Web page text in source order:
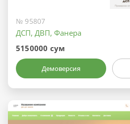
№ 95807
ДСП, ДВП, Фанера
5150000 сум
Демоверсия